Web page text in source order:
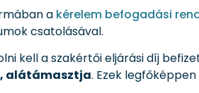
a kérelem befogadási
csatolásával.
kell a szakértői eljárási díj
alátámasztja. Ezek